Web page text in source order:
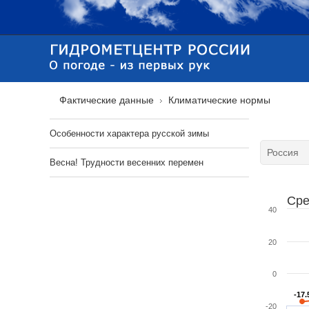
Фактические данные Климатические нормы
--
-20
0
20
40
Особенности характера русской зимы
Весна! Трудности весенних перемен